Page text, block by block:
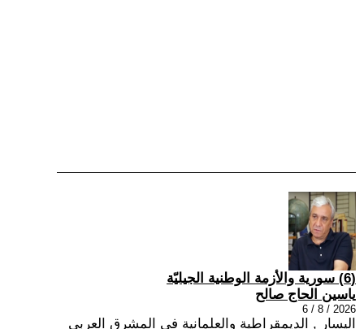
(6) سورية والأزمة الوطنية الجيليّة
ياسين الحاج صالح
2026 / 8 / 6
اليسار , الديمقراطية والعلمانية في المشرق العربي